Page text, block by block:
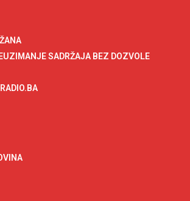
SADRŽAJA BEZ DOZVOLE